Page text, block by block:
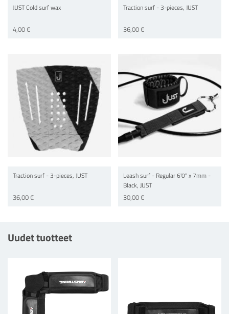
JUST Cold surf wax
4,00 €
Traction surf - 3-pieces, JUST
36,00 €
Traction surf - 3-pieces, JUST
36,00 €
Leash surf - Regular 6'0'' x 7mm -
Black, JUST
30,00 €
Uudet tuotteet